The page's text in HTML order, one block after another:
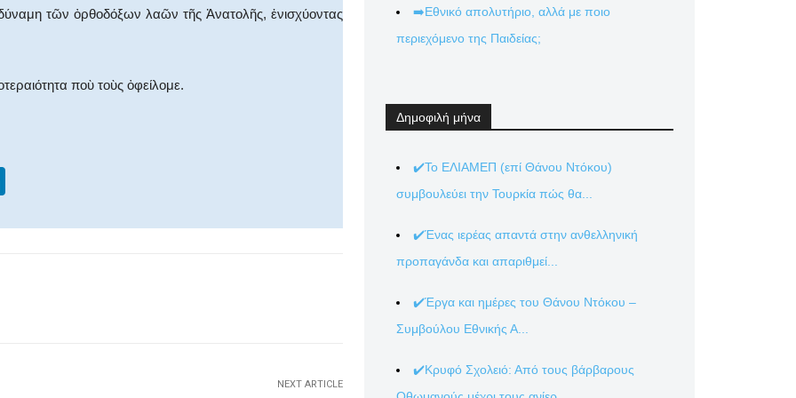
τῶν ὀρθοδόξων λαῶν τῆς Ἀνατολῆς, ἐνισχύοντας
ποὺ τοὺς ὀφείλομε.
k
NEXT ARTICLE
➡️Εθνικό απολυτήριο, αλλά με ποιο
περιεχόμενο της Παιδείας;
Δημοφιλή μήνα
✔️Το ΕΛΙΑΜΕΠ (επί Θάνου Ντόκου)
συμβουλεύει την Τουρκία πώς θα...
✔️Ένας ιερέας απαντά στην ανθελληνική
προπαγάνδα και απαριθμεί...
✔️Έργα και ημέρες του Θάνου Ντόκου –
Συμβούλου Εθνικής Α...
✔️Κρυφό Σχολειό: Από τους βάρβαρους